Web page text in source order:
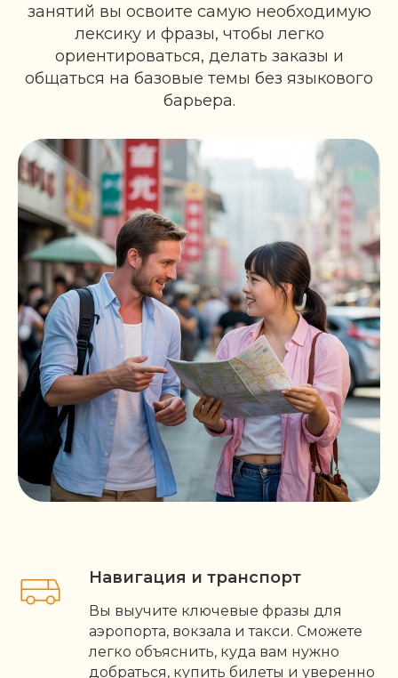
занятий вы освоите самую необходимую
лексику и фразы, чтобы легко
ориентироваться, делать заказы и
общаться на базовые темы без языкового
барьера.
Навигация и транспорт
Вы выучите ключевые фразы для
аэропорта, вокзала и такси. Сможете
легко объяснить, куда вам нужно
добраться, купить билеты и уверенно